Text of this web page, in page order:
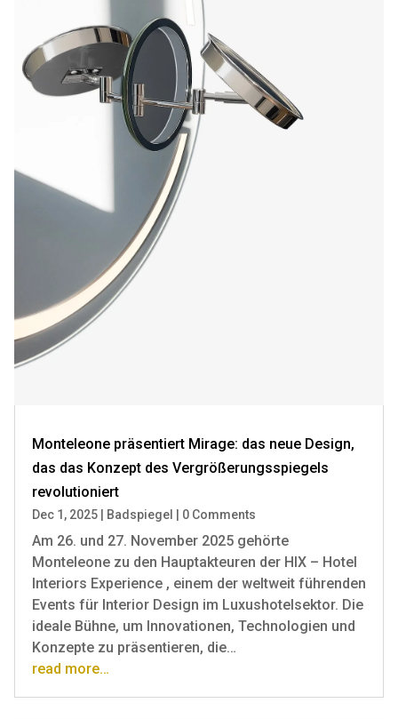
Monteleone präsentiert Mirage: das neue Design,
das das Konzept des Vergrößerungsspiegels
revolutioniert
Dec 1, 2025 Badspiegel 0 Comments
Am 26. und 27. November 2025 gehörte
Monteleone zu den Hauptakteuren der HIX – Hotel
Interiors Experience , einem der weltweit führenden
Events für Interior Design im Luxushotelsektor. Die
ideale Bühne, um Innovationen, Technologien und
Konzepte zu präsentieren, die…
read more…